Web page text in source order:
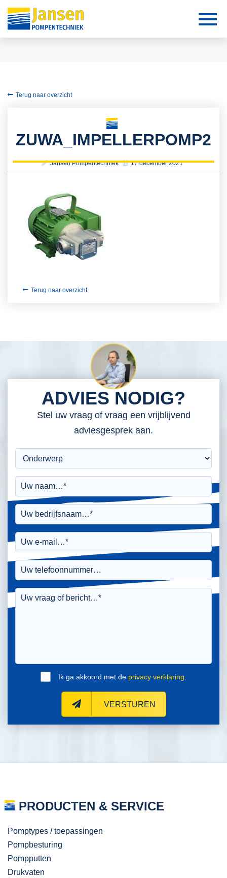
Terug naar overzicht
ZUWA_IMPELLERPOMP2
Jansen Pompentechniek 17 december 2021
Terug naar overzicht
ADVIES NODIG?
Stel uw vraag of vraag een vrijblijvend
adviesgesprek aan.
Ik ga akkoord met de privacy verklaring
VERSTUREN
PRODUCTEN & SERVICE
Pomptypes / toepassingen
Pompbesturing
Pompputten
Drukvaten